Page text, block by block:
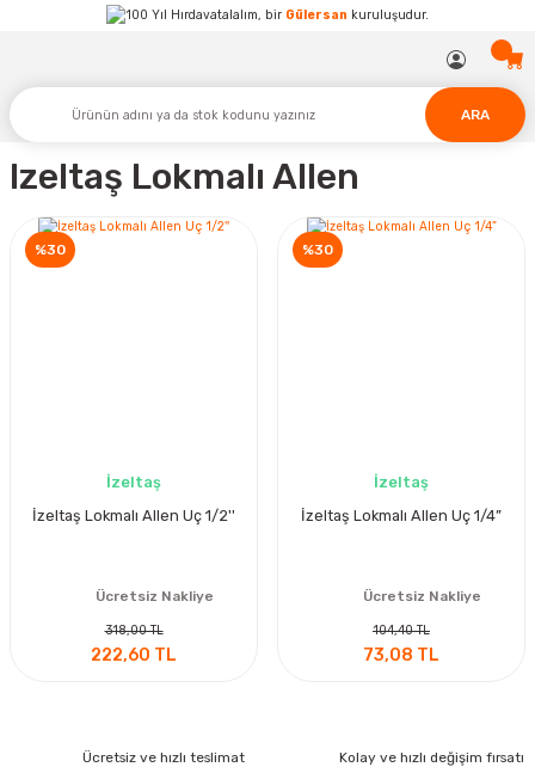
Hırdavatalalım, bir Gülersan kuruluşudur.
ARA
Izeltaş Lokmalı Allen
%30
İzeltaş
İzeltaş Lokmalı Allen Uç 1/2''
Ücretsiz Nakliye
318,00 TL
222,60 TL
%30
İzeltaş
İzeltaş Lokmalı Allen Uç 1/4”
Ücretsiz Nakliye
104,40 TL
73,08 TL
Ücretsiz ve hızlı teslimat Kolay ve hızlı değişim fırsatı